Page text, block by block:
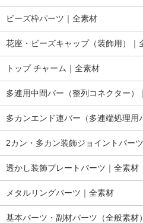
ビーズ枠パーツ｜全素材
花座・ビーズキャップ（装飾用）｜
トップ チャーム｜全素材
多連用中間バー（整列コネクター）
多カンエンド連バー（多連端処理用
2カン・多カン装飾ジョイントパー
透かし装飾プレートパーツ｜全素材
メタルリングパーツ｜全素材
基本パーツ・副材パーツ（全般素材）